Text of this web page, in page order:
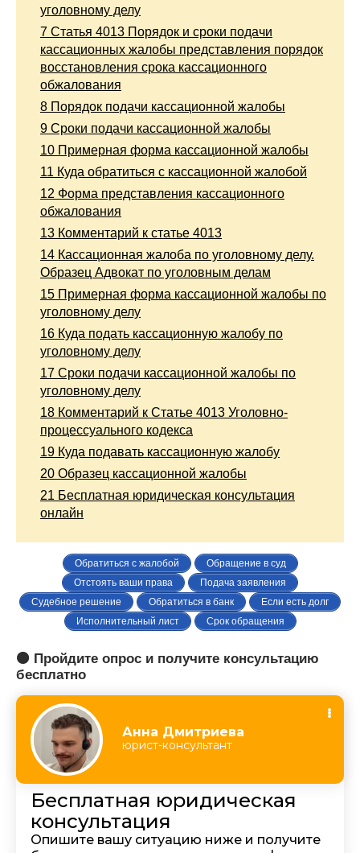
уголовному делу
7 Статья 4013 Порядок и сроки подачи
кассационных жалобы представления порядок
восстановления срока кассационного
обжалования
8 Порядок подачи кассационной жалобы
9 Сроки подачи кассационной жалобы
10 Примерная форма кассационной жалобы
11 Куда обратиться с кассационной жалобой
12 Форма представления кассационного
обжалования
13 Комментарий к статье 4013
14 Кассационная жалоба по уголовному делу.
Образец Адвокат по уголовным делам
15 Примерная форма кассационной жалобы по
уголовному делу
16 Куда подать кассационную жалобу по
уголовному делу
17 Сроки подачи кассационной жалобы по
уголовному делу
18 Комментарий к Статье 4013 Уголовно-
процессуального кодекса
19 Куда подавать кассационную жалобу
20 Образец кассационной жалобы
21 Бесплатная юридическая консультация
онлайн
Обратиться с жалобой
Обращение в суд
Отстоять ваши права
Подача заявления
Судебное решение
Обратиться в банк
Если есть долг
Исполнительный лист
Срок обращения
🟠 Пройдите опрос и получите консультацию
бесплатно